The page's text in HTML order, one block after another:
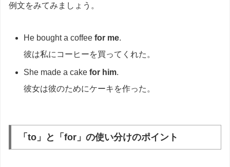
例文をみてみましょう。
He bought a coffeefor me.
彼は私にコーヒーを買ってくれた。
She made a cakefor him.
彼女は彼のためにケーキを作った。
「to」と「for」の使い分けのポイント